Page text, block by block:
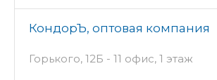
КондорЪ, оптовая компания
Горького, 12Б - 11 офис, 1 этаж